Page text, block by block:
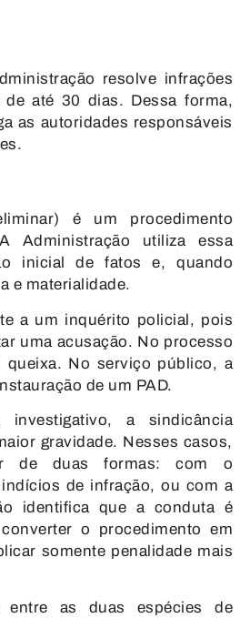
resolve infrações
até 30 dias. Dessa forma,
as autoridades responsáveis
é um procedimento
Administração utiliza essa
inicial de fatos e, quando
e materialidade.
a um inquérito policial, pois
uma acusação. No processo
queixa. No serviço público, a
de um PAD.
a sindicância
gravidade. Nesses casos,
de duas formas: com o
de infração, ou com a
identifica que a conduta é
o procedimento em
somente penalidade mais
entre as duas espécies de